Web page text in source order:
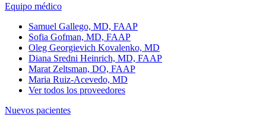
Equipo médico
Samuel Gallego, MD, FAAP
Sofia Gofman, MD, FAAP
Oleg Georgievich Kovalenko, MD
Diana Sredni Heinrich, MD, FAAP
Marat Zeltsman, DO, FAAP
Maria Ruiz-Acevedo, MD
Ver todos los proveedores
Nuevos pacientes